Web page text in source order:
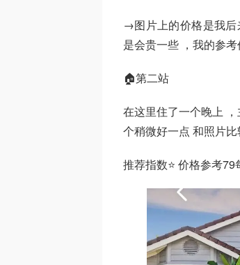
→图片上的价格是我后
是会贵一些 ，我的参
🏠第二站
在这里住了一个晚上
个稍微好一点 和照片
推荐指数⭐ 价格参考79